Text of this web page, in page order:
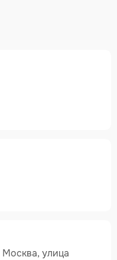
Москва, улица